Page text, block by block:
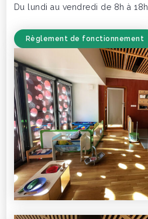
Du lundi au vendredi de 8h à 18h
Règlement de fonctionnement